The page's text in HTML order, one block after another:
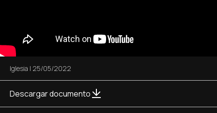
Iglesia | 25/05/2022
Descargar documento